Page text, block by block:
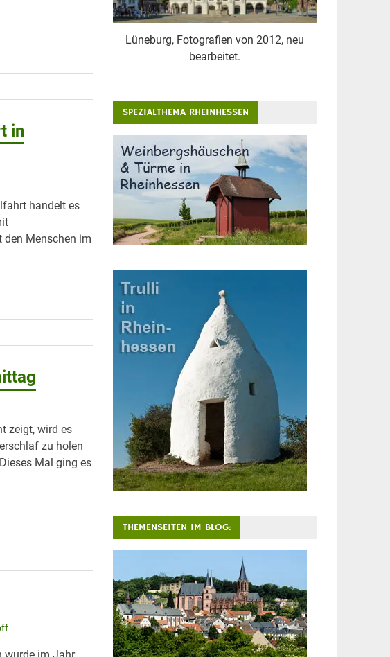
in
handelt es
den Menschen im
zeigt, wird es
zu holen
Mal ging es
wurde im Jahr
Lüneburg, Fotografien von 2012, neu
bearbeitet.
SPEZIALTHEMA RHEINHESSEN
THEMENSEITEN IM BLOG: